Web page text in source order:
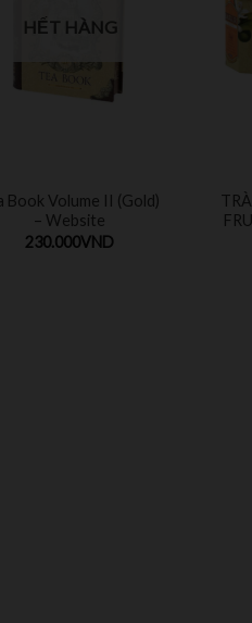
HẾT HÀNG
Book Volume II (Gold)
– Website
230.000VND